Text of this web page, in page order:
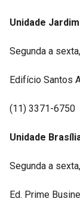
Unidade
Segunda a
Edifício Santos
(11) 3371-6750
Unidade
Segunda a
Ed. Prime